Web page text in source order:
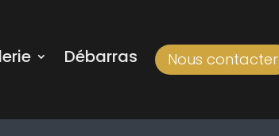
Débarras Nous contacter